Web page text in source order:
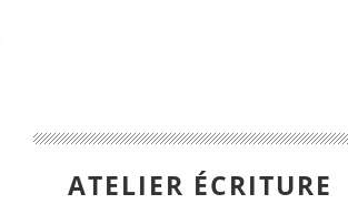
ATELIER ÉCRITURE